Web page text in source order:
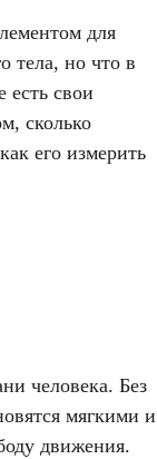
для
тела, но что в
есть свои
сколько
его измерить
человека. Без
мягкими и
движения.